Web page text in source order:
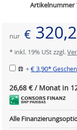
Artikelnummer
nur €
* inkl. 19% USt zzgl.
+€ 3,90*
26,68 € / Monat in
Alle